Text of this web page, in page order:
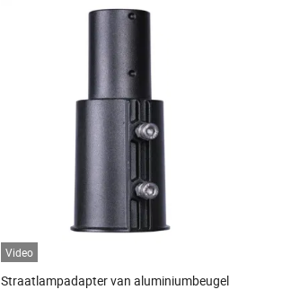
Video
Straatlampadapter van aluminiumbeugel